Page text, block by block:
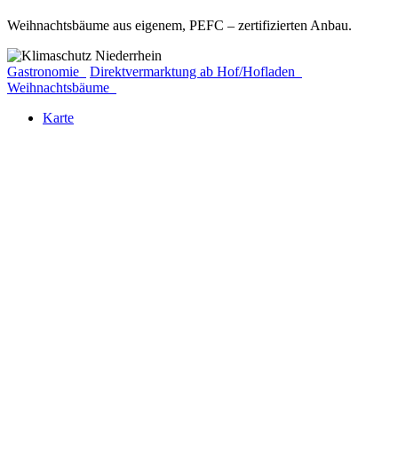
Weihnachtsbäume aus eigenem, PEFC – zertifizierten Anbau.
Gastronomie
Direktvermarktung ab Hof/Hofladen
Weihnachtsbäume
Karte